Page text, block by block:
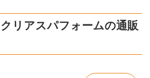
リアスパフォームの通販